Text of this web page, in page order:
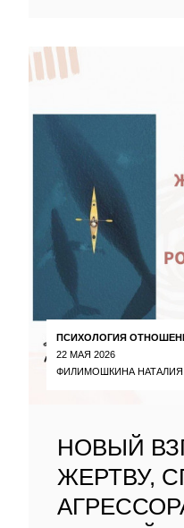
ПСИХОЛОГИЯ
22 МАЯ 2026
ФИЛИМОШКИНА НАТАЛИЯ
НОВЫЙ
ЖЕРТВУ,